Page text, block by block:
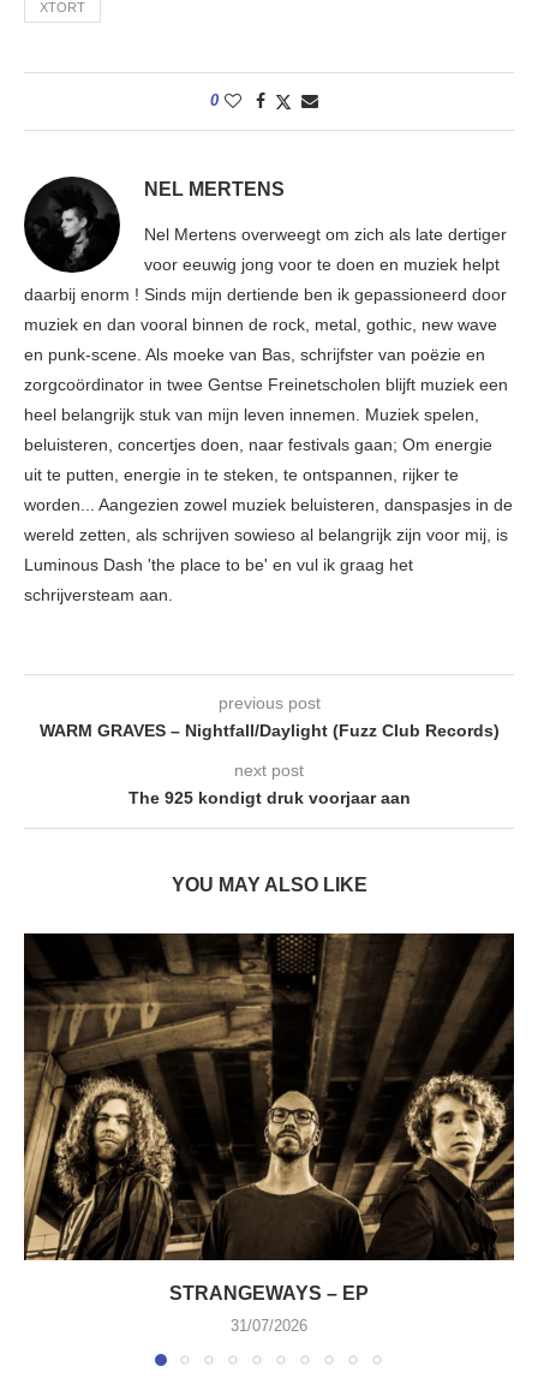
XTORT
0
NEL MERTENS
Nel Mertens overweegt om zich als late dertiger
voor eeuwig jong voor te doen en muziek helpt
daarbij enorm ! Sinds mijn dertiende ben ik gepassioneerd door
muziek en dan vooral binnen de rock, metal, gothic, new wave
en punk-scene. Als moeke van Bas, schrijfster van poëzie en
zorgcoördinator in twee Gentse Freinetscholen blijft muziek een
heel belangrijk stuk van mijn leven innemen. Muziek spelen,
beluisteren, concertjes doen, naar festivals gaan; Om energie
uit te putten, energie in te steken, te ontspannen, rijker te
worden... Aangezien zowel muziek beluisteren, danspasjes in de
wereld zetten, als schrijven sowieso al belangrijk zijn voor mij, is
Luminous Dash 'the place to be' en vul ik graag het
schrijversteam aan.
previous post
WARM GRAVES – Nightfall/Daylight (Fuzz Club Records)
next post
The 925 kondigt druk voorjaar aan
YOU MAY ALSO LIKE
STRANGEWAYS – EP
31/07/2026